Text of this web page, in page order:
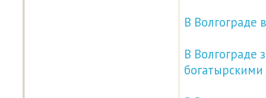
В Волгограде
В Волгограде